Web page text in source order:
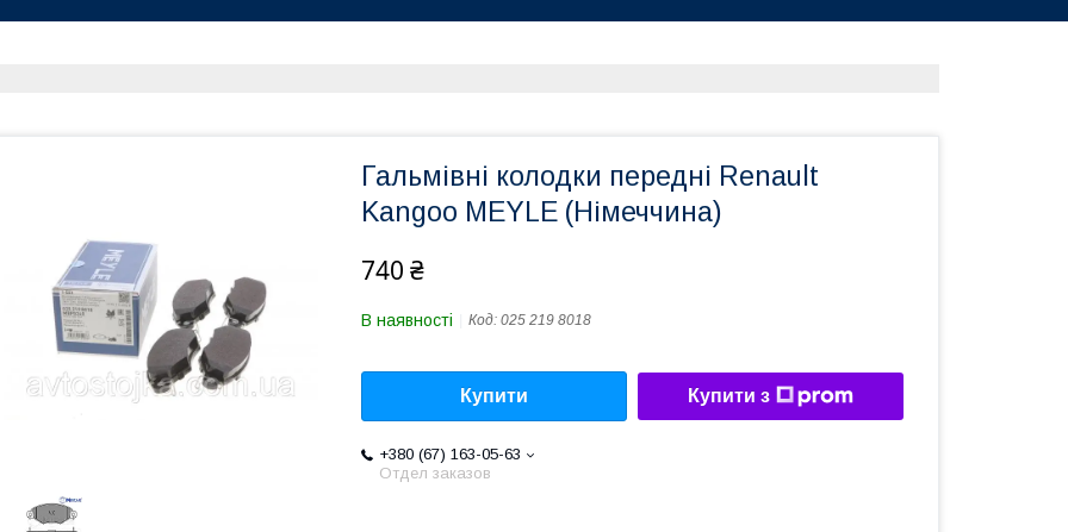
Гальмівні колодки передні Renault
Kangoo MEYLE (Німеччина)
740 ₴
В наявності Код: 025 219 8018
Купити Купити з
+380 (67) 163-05-63
Отдел заказов